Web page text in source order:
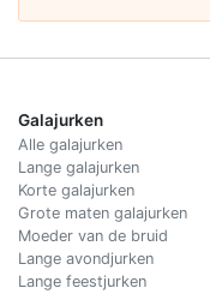
Galajurken
Alle galajurken
Lange galajurken
Korte galajurken
Grote maten galajurken
Moeder van de bruid
Lange avondjurken
Lange feestjurken